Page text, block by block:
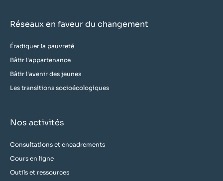
Réseaux en faveur du changement
Éradiquer la pauvreté
Bâtir l'appartenance
Bâtir l'avenir des jeunes
Les transitions socioécologiques
Nos activités
Consultations et encadrements
Cours en ligne
Outils et ressources